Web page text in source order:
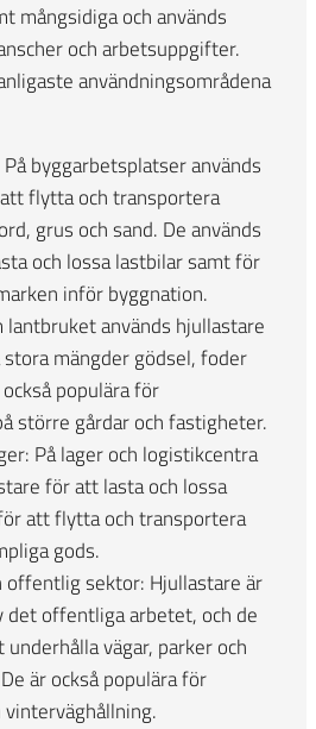
mångsidiga och används
och arbetsuppgifter.
användningsområdena
byggarbetsplatser används
flytta och transportera
grus och sand. De används
och lossa lastbilar samt för
inför byggnation.
lantbruket används hjullastare
mängder gödsel, foder
populära för
större gårdar och fastigheter.
På lager och logistikcentra
för att lasta och lossa
att flytta och transportera
gods.
offentlig sektor: Hjullastare är
det offentliga arbetet, och de
vägar, parker och
är också populära för